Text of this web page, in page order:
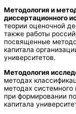
Методология и
диссертационного
теории оценочной
также работы
посвященные
капитала
университетов.
Методология
методах
методах
при формировании
капитала